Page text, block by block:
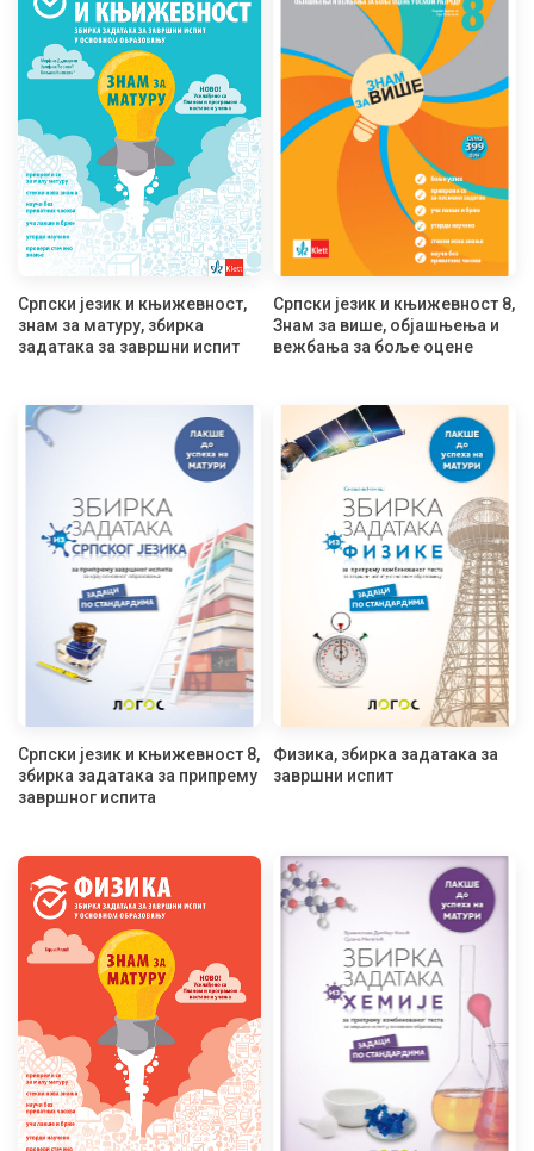
Српски језик и књижевност,
знам за матуру, збирка
задатака за завршни испит
Српски језик и књижевност 8,
Знам за више, oбјашњења и
вежбања за боље оцене
Српски језик и књижевност 8,
збирка задатака за припрему
завршног испита
Физика, збирка задатака за
завршни испит